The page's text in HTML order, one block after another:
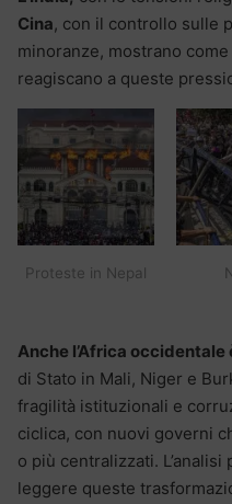
Cina, con il controllo sulle
minoranze, mostrano
reagiscano a queste
Proteste in Nepal
Anche l’Africa
di Stato in Mali, Niger e
fragilità istituzionali e
ciclica, con nuovi governi
o più centralizzati.
leggere queste